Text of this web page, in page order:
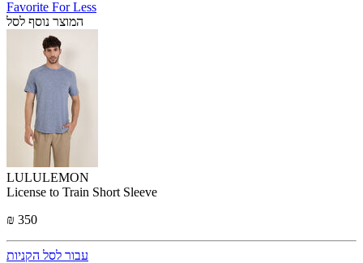
Favorite For Less
המוצר נוסף לסל
LULULEMON
License to Train Short Sleeve
₪ 350
עבור לסל הקניות